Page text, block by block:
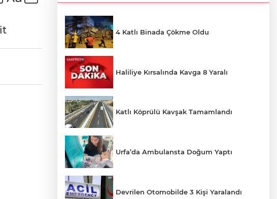
4 Katlı Binada Çökme Oldu
Haliliye Kırsalında Kavga 8 Yaralı
Katlı Köprülü Kavşak Tamamlandı
Urfa’da Ambulansta Doğum Yaptı
Devrilen Otomobilde 3 Kişi Yaralandı